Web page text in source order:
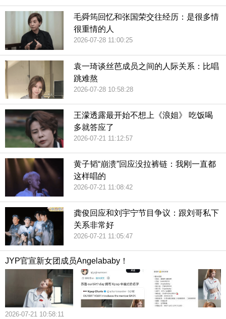
毛舜筠回忆和张国荣交往经历：是很多情
很重情的人
2026-07-28 11:00:25
袁一琦谈丝芭成员之间的人际关系：比唱
跳难熬
2026-07-28 10:58:28
王濛透露最开始不想上《浪姐》 吃饭喝
多就答应了
2026-07-21 11:12:57
黄子韬“崩溃”回应没拉裤链：我刚一直都
这样唱的
2026-07-21 11:08:42
龚俊回应和刘宇宁节目争议：跟刘哥私下
关系非常好
2026-07-21 11:05:47
JYP官宣新女团成员Angelababy！
2026-07-21 10:58:11